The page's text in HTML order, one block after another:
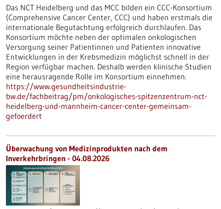
Das NCT Heidelberg und das MCC bilden ein CCC-Konsortium
(Comprehensive Cancer Center, CCC) und haben erstmals die
internationale Begutachtung erfolgreich durchlaufen. Das
Konsortium möchte neben der optimalen onkologischen
Versorgung seiner Patientinnen und Patienten innovative
Entwicklungen in der Krebsmedizin möglichst schnell in der
Region verfügbar machen. Deshalb werden klinische Studien
eine herausragende Rolle im Konsortium einnehmen.
https://www.gesundheitsindustrie-
bw.de/fachbeitrag/pm/onkologisches-spitzenzentrum-nct-
heidelberg-und-mannheim-cancer-center-gemeinsam-
gefoerdert
Überwachung von Medizinprodukten nach dem
Inverkehrbringen - 04.08.2026